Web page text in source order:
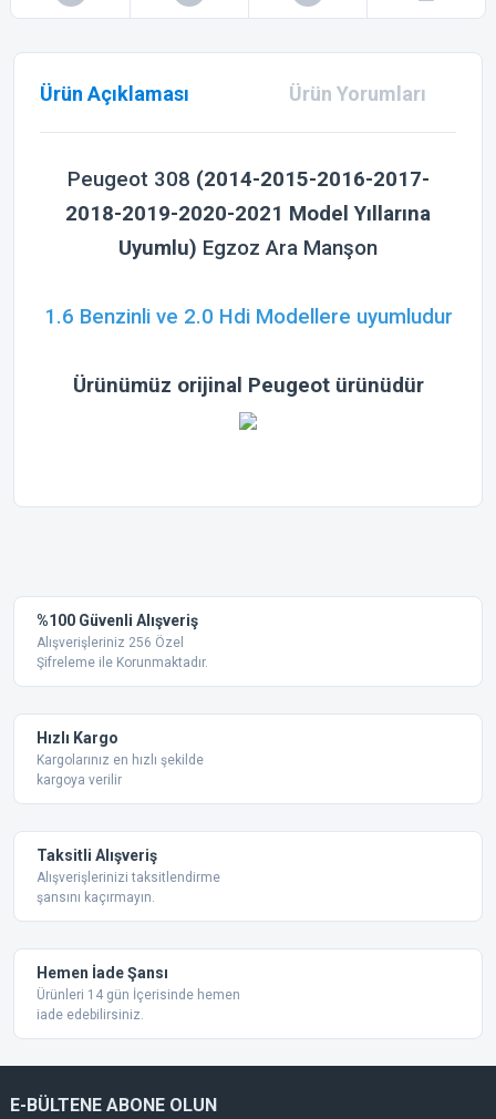
Ürün Açıklaması Ürün Yorumları
Peugeot 308 (2014-2015-2016-2017-
2018-2019-2020-2021 Model Yıllarına
Uyumlu) Egzoz Ara Manşon
1.6 Benzinli ve 2.0 Hdi Modellere uyumludur
Ürünümüz orijinal Peugeot ürünüdür
Ürün resmi kalitesiz, bozuk veya görüntülenemiyor.
Ürün açıklamasında eksik bilgiler bulunuyor.
Bu ürüne benzer farklı alternatifler olmalı.
%100 Güvenli Alışveriş
Alışverişleriniz 256 Özel
Şifreleme ile Korunmaktadır.
Hızlı Kargo
Kargolarınız en hızlı şekilde
kargoya verilir
Taksitli Alışveriş
Alışverişlerinizi taksitlendirme
şansını kaçırmayın.
Hemen İade Şansı
Ürünleri 14 gün İçerisinde hemen
iade edebilirsiniz.
E-BÜLTENE ABONE OLUN